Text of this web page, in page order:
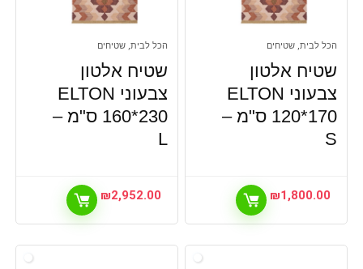
הכל לבית, שטיחים
שטיח אלטון
צבעוני ELTON
120*170 ס"מ –
S
₪1,800.00
הכל לבית, שטיחים
שטיח אלטון
צבעוני ELTON
160*230 ס"מ –
L
₪2,952.00